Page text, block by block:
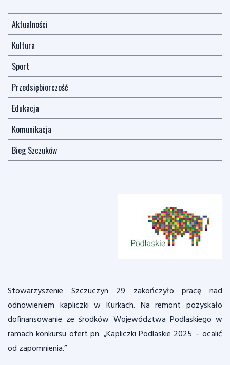
Aktualności
Kultura
Sport
Przedsiębiorczość
Edukacja
Komunikacja
Bieg Szczuków
Stowarzyszenie Szczuczyn 29 zakończyło pracę nad
odnowieniem kapliczki w Kurkach. Na remont pozyskało
dofinansowanie ze środków Województwa Podlaskiego w
ramach konkursu ofert pn. „Kapliczki Podlaskie 2025 – ocalić
od zapomnienia.”